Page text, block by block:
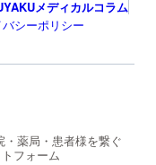
メディカルコラム
シーポリシー
・薬局・患者様を繋ぐ
フォーム